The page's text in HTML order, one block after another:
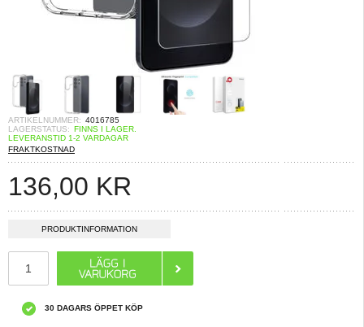
ARTIKELNUMMER: 4016785
LAGERSTATUS: FINNS I LAGER.
LEVERANSTID 1-2 VARDAGAR
FRAKTKOSTNAD
136,00 KR
PRODUKTINFORMATION
30 DAGARS ÖPPET KÖP